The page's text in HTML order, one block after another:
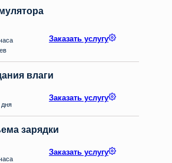
Заказать услугу
влаги
Заказать услугу
зарядки
Заказать услугу